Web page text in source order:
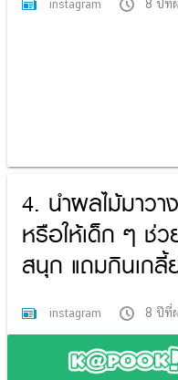
instagram 8 ปีที่
4. นำผลไม้มาวา
หรือให้เด็ก ๆ ช่
สนุก แถมกินเกลี้
instagram 8 ปีที่